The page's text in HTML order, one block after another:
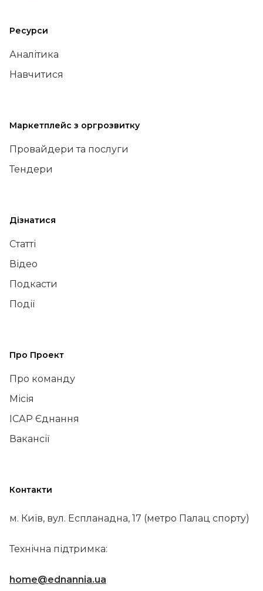
Ресурси
Аналітика
Навчитися
Маркетплейс з оргрозвитку
Провайдери та послуги
Тендери
Дізнатися
Статті
Відео
Подкасти
Події
Про Проект
Про команду
Місія
ІСАР Єднання
Вакансії
Контакти
м. Київ, вул. Еспланадна, 17 (метро Палац спорту)
Технічна підтримка:
home@ednannia.ua